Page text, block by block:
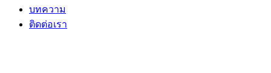
บทความ
ติดต่อเรา